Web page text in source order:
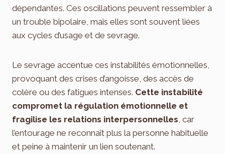
dépendantes. Ces oscillations peuvent ressembler à
un trouble bipolaire, mais elles sont souvent liées
aux cycles d’usage et de sevrage.
Le sevrage accentue ces instabilités émotionnelles,
provoquant des crises d’angoisse, des accès de
colère ou des fatigues intenses. Cette instabilité
compromet la régulation émotionnelle et
fragilise les relations interpersonnelles , car
l’entourage ne reconnaît plus la personne habituelle
et peine à maintenir un lien soutenant.